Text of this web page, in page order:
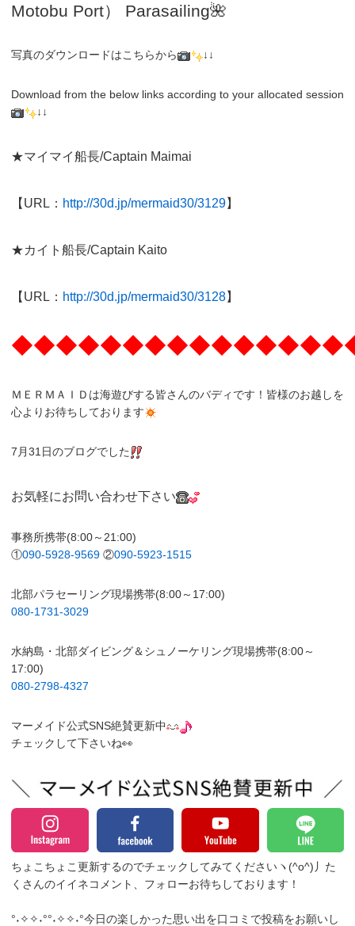
Motobu Port） Parasailing🌺
写真のダウンロードはこちらから ↓↓
Download from the below links according to your allocated session
↓↓
★マイマイ船長/Captain Maimai
【URL： http://30d.jp/mermaid30/3129】
★カイト船長/Captain Kaito
【URL： http://30d.jp/mermaid30/3128】
ＭＥＲＭＡＩＤは海遊びする皆さんのバディです！皆様のお越しを
心よりお待ちしております
7月31日のブログでした
お気軽にお問い合わせ下さい
事務所携帯(8:00～21:00)
①090-5928-9569 ②090-5923-1515
北部パラセーリング現場携帯(8:00～17:00)
080-1731-3029
水納島・北部ダイビング＆シュノーケリング現場携帯(8:00～
17:00)
080-2798-4327
マーメイド公式SNS絶賛更新中
チェックして下さいね👀
ちょこちょこ更新するのでチェックしてみてくださいヽ(^o^)丿 た
くさんのイイネコメント、フォローお待ちしております！
°˖✧✧˖°°˖✧✧˖°今日の楽しかった思い出を口コミで投稿をお願いし